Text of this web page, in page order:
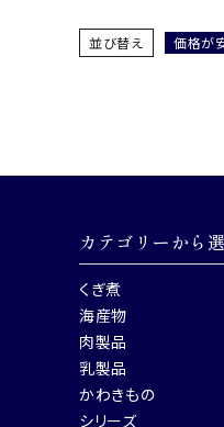
並び替え 価格が
カテゴリーから
くぎ煮
海産物
肉製品
乳製品
かわきもの
シリーズ